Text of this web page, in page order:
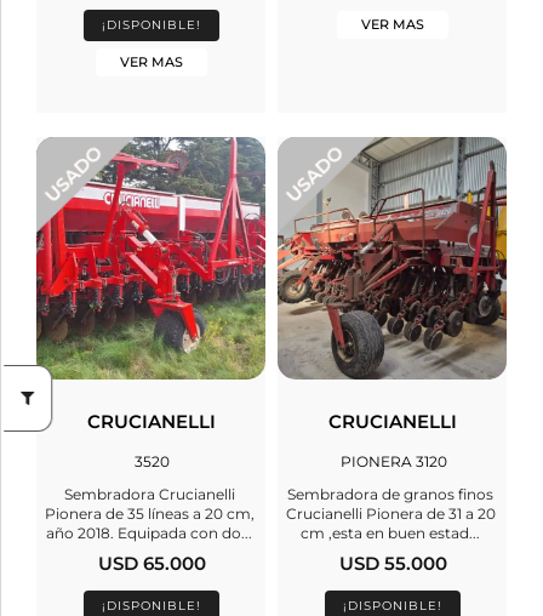
¡DISPONIBLE!
VER MAS
VER MAS
CRUCIANELLI
3520
Sembradora Crucianelli
Pionera de 35 líneas a 20 cm,
año 2018. Equipada con do...
USD 65.000
¡DISPONIBLE!
CRUCIANELLI
PIONERA 3120
Sembradora de granos finos
Crucianelli Pionera de 31 a 20
cm ,esta en buen estad...
USD 55.000
¡DISPONIBLE!